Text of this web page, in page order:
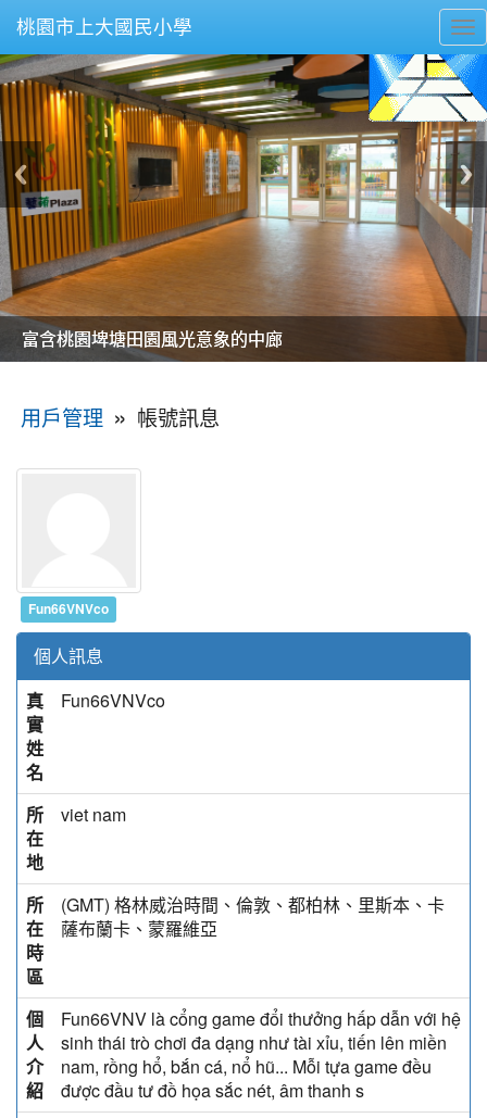
桃園市上大國民小學
美麗的操場是我們活力的來源
美麗的操場是我們活力的來源
煥然一新的小司令台
煥然一新的小司令台
富含桃園埤塘田園風光意象的中廊
富含桃園埤塘田園風光意象的中廊
嶄新的中庭廣場
嶄新的中庭廣場
水生池生生不息
水生池生生不息
用戶管理 » 帳號訊息
Fun66VNVco
個人訊息
真
實
姓
名
Fun66VNVco
所
在
地
viet nam
所
在
時
區
(GMT) 格林威治時間、倫敦、都柏林、里斯本、卡
薩布蘭卡、蒙羅維亞
個
人
介
紹
Fun66VNV là cổng game đổi thưởng hấp dẫn với hệ
sinh thái trò chơi đa dạng như tài xỉu, tiến lên miền
nam, rồng hổ, bắn cá, nổ hũ... Mỗi tựa game đều
được đầu tư đồ họa sắc nét, âm thanh s